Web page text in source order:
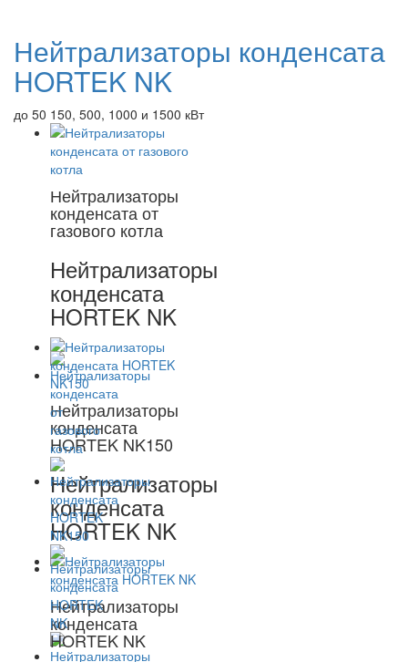
Нейтрализаторы конденсата
HORTEK NK
до 50 150, 500, 1000 и 1500 кВт
Нейтрализаторы
конденсата от
газового котла
Нейтрализаторы
конденсата
HORTEK NK
Нейтрализаторы
конденсата
HORTEK NK150
Нейтрализаторы
конденсата
HORTEK NK
Нейтрализаторы
конденсата
HORTEK NK